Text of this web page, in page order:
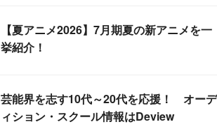
【夏アニメ2026】7月期夏の新アニメを一
挙紹介！
芸能界を志す10代～20代を応援！ オーデ
ィション・スクール情報はDeview